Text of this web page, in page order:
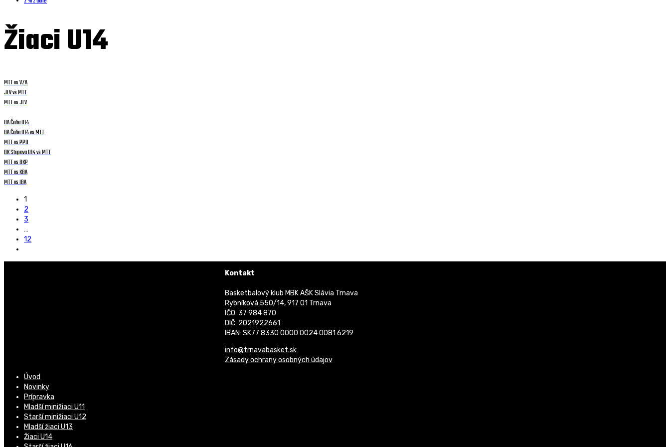
Žiaci U14
MTT vs VZA
JLV vs MTT
MTT vs JLV
BA Čaňa U14
BA Čaňa U14 vs MTT
MTT vs PPB
BK Stupava U14 vs MTT
MTT vs BKP
MTT vs KBA
MTT vs IBA
1
2
3
…
12
Kontakt
Basketbalový klub MBK AŠK Slávia Trnava
Rybníková 550/14, 917 01 Trnava
IČO: 37 984 870
DIČ: 2021922661
IBAN: SK77 8330 0000 0024 0081 6219
info@trnavabasket.sk
Zásady ochrany osobných údajov
Úvod
Novinky
Prípravka
Mladší minižiaci U11
Starší minižiaci U12
Mladší žiaci U13
Žiaci U14